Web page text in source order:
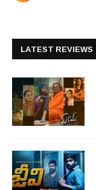
LATEST REVIEWS